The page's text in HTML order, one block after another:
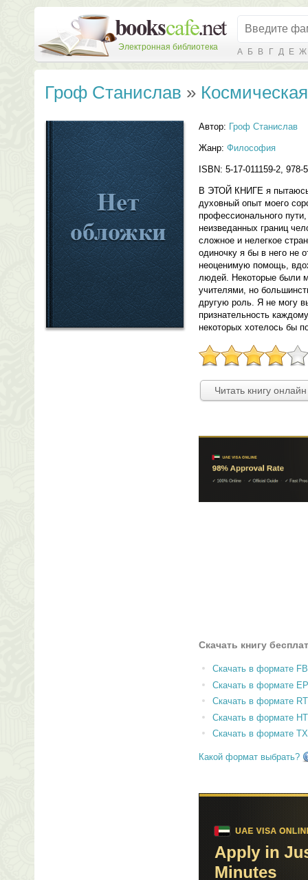
Электронная библиотека А Б В Г Д Е Ж
Гроф Станислав »
Автор: Гроф Станислав
Жанр: Философия
ISBN: 5-17-011159-2, 978-
В ЭТОЙ КНИГЕ я
духовный опыт моего
профессионального
неизведанных границ
сложное и нелегкое
одиночку я бы в него не
неоценимую помощь,
людей. Некоторые были
учителями, но
другую роль. Я не могу
признательность
некоторых хотелось бы
Читать книгу
Скачать книгу
Скачать в формате
Скачать в формате
Скачать в формате
Скачать в формате
Скачать в формате
Какой формат выбрать?